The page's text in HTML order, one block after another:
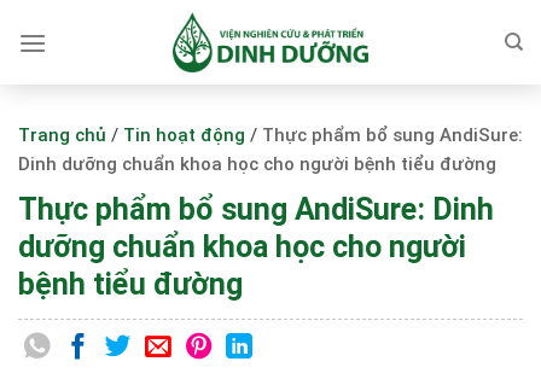
Trang chủ / Tin hoạt động / Thực phẩm bổ sung AndiSure:
Dinh dưỡng chuẩn khoa học cho người bệnh tiểu đường
Thực phẩm bổ sung AndiSure: Dinh
dưỡng chuẩn khoa học cho người
bệnh tiểu đường